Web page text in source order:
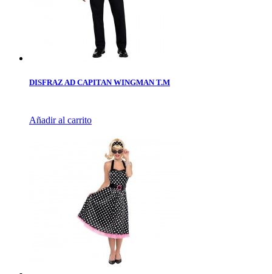
DISFRAZ AD CAPITAN WINGMAN T.M
Añadir al carrito